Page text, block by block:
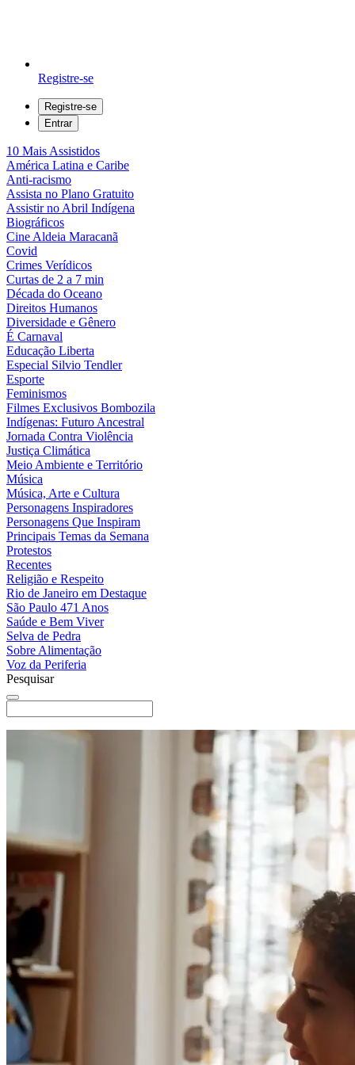
Registre-se
Registre-se
Entrar
10 Mais Assistidos
América Latina e Caribe
Anti-racismo
Assista no Plano Gratuito
Assistir no Abril Indígena
Biográficos
Cine Aldeia Maracanã
Covid
Crimes Verídicos
Curtas de 2 a 7 min
Década do Oceano
Direitos Humanos
Diversidade e Gênero
É Carnaval
Educação Liberta
Especial Silvio Tendler
Esporte
Feminismos
Filmes Exclusivos Bombozila
Indígenas: Futuro Ancestral
Jornada Contra Violência
Justiça Climática
Meio Ambiente e Território
Música
Música, Arte e Cultura
Personagens Inspiradores
Personagens Que Inspiram
Principais Temas da Semana
Protestos
Recentes
Religião e Respeito
Rio de Janeiro em Destaque
São Paulo 471 Anos
Saúde e Bem Viver
Selva de Pedra
Sobre Alimentação
Voz da Periferia
Pesquisar